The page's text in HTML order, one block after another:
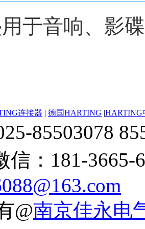
于音响、影
连接器 | 德国HARTING |HARTING
85503078
信：181-3665-
@南京佳永电